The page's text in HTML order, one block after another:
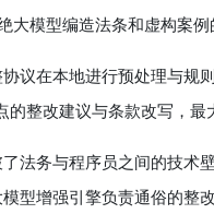
模型编造法条和虚构案例
在本地进行预处理与规
整改建议与条款改写，
务与程序员之间的技术
型增强引擎负责通俗的整